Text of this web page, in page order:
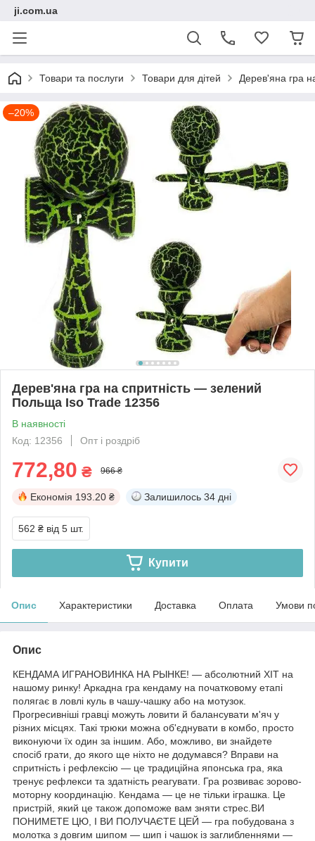
ji.com.ua
Товари та послуги Товари для дітей Дерев'яна гра
–20%
Дерев'яна гра на спритність — зелений
Польща Iso Trade 12356
В наявності
Код: 12356
Опт і роздріб
772,80 ₴ 966 ₴
Економія 193.20 ₴ Залишилось 34 дні
562 ₴ від 5 шт.
Купити
Опис Характеристики Доставка Оплата Умови
Опис
КЕНДАМА ИГРАНОВИНКА НА РЫНКЕ! — абсолютний ХІТ на
нашому ринку! Аркадна гра кендаму на початковому етапі
полягає в ловлі куль в чашу-чашку або на мотузок.
Прогресивніші гравці можуть ловити й балансувати м'яч у
різних місцях. Такі трюки можна об'єднувати в комбо, просто
виконуючи їх один за іншим. Або, можливо, ви знайдете
спосіб грати, до якого ще ніхто не додумався? Вправи на
спритність і рефлексію — це традиційна японська гра, яка
тренує рефлекси та здатність реагувати. Гра розвиває зорово-
моторну координацію. Кендама — це не тільки іграшка. Це
пристрій, який це також допоможе вам зняти стрес.ВИ
ПОНИМЕТЕ ЦЮ, І ВИ ПОЛУЧАЄТЕ ЦЕЙ — гра побудована з
молотка з довгим шипом — шип і чашок із заглибленнями —